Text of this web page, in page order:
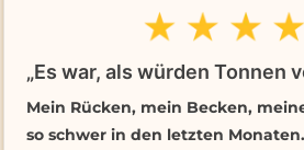
„Es war, als würden Tonnen
Mein Rücken, mein Becken,
so schwer in den letzten